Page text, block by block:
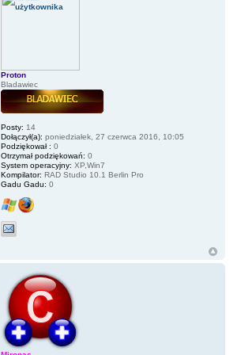
Proton
Bladawiec
Posty: 14
Dołączył(a): poniedziałek, 27 czerwca 2016, 10:05
Podziękował : 0
Otrzymał podziękowań: 0
System operacyjny: XP,Win7
Kompilator: RAD Studio 10.1 Berlin Pro
Gadu Gadu: 0